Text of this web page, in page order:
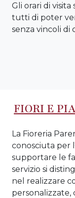
Gli orari di
tutti di poter
senza vincoli di
FIORI E
La Fioreria
conosciuta per
supportare le
servizio si
nel realizzare
personalizzate,